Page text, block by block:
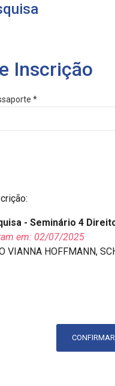
Inscrição
*
- Seminário 4
em: 02/07/2025
VIANNA HOFFMANN,